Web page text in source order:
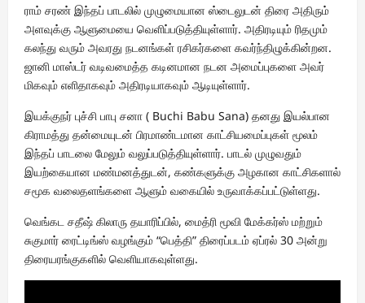
ராம் சரண் இந்தப் பாடலில் முழுமையான ஸ்டைலுடன் திரை அதிரும்
அளவுக்கு ஆளுமையை வெளிப்படுத்தியுள்ளார். அதிரடியும் ரிதமும்
கலந்து வரும் அவரது நடனங்கள் ரசிகர்களை கவர்ந்திழுக்கின்றன.
ஜானி மாஸ்டர் வடிவமைத்த கடினமான நடன அமைப்புகளை அவர்
மிகவும் எளிதாகவும் அதிரடியாகவும் ஆடியுள்ளார்.
இயக்குநர் புச்சி பாபு சனா ( Buchi Babu Sana) தனது இயல்பான
கிராமத்து தன்மையுடன் பிரமாண்டமான காட்சியமைப்புகள் மூலம்
இந்தப் பாடலை மேலும் வலுப்படுத்தியுள்ளார். பாடல் முழுவதும்
இயற்கையான மண்மனத்துடன், கண்களுக்கு அழகான காட்சிகளால்
சமூக வலைதளங்களை ஆளும் வகையில் உருவாக்கப்பட்டுள்ளது.
வெங்கட சதீஷ் கிலாரு தயாரிப்பில், மைத்ரி மூவி மேக்கர்ஸ் மற்றும்
சுகுமார் ரைட்டிங்ஸ் வழங்கும் “பெத்தி” திரைப்படம் ஏப்ரல் 30 அன்று
திரையரங்குகளில் வெளியாகவுள்ளது.